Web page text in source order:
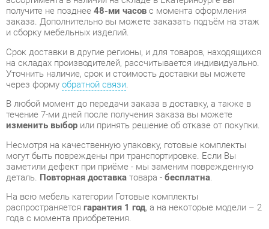
Срок доставки в другие регионы, и для товаров, находящихся
на складах производителей, рассчитывается индивидуально.
Уточнить наличие, срок и стоимость доставки вы можете
через формуобратной связи.
В любой момент до передачи заказа в доставку, а также в
течение 7-ми дней после получения заказа вы можете
изменить выборили принять решение об отказе от покупки.
могут быть повреждены при транспортировке. Если Вы
заметили дефект при приёме - мы заменим поврежденную
деталь.Повторная доставкатовара -бесплатна.
На всю мебель категории Готовые комплекты
распространяетсягарантия 1 год, а на некоторые модели – 2
года с момента приобретения.
Кабинет руководителя POINTEX SOLID 1 Вяз
качественное изделие производстваPointex,
соответствующее современному государственному
стандарту.